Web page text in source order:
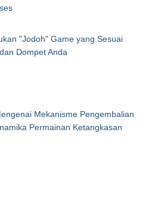
"Jodoh" Game yang Sesuai
Dompet Anda
Mekanisme Pengembalian
Permainan Ketangkasan